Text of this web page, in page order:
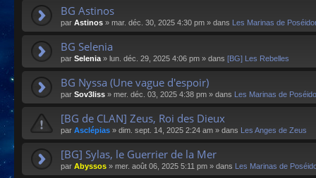
BG Astinos
par Astinos » mar. déc. 30, 2025 4:30 pm » dans Les Marinas de
BG Selenia
par Selenia» lun. déc. 29, 2025 4:06 pm » dans [BG] Les Rebelles
BG Nyssa (Une vague d'espoir)
par Sov3liss » mer. déc. 03, 2025 4:38 pm » dans Les Marinas de
[BG de CLAN] Zeus, Roi des Dieux
par Asclépias » dim. sept. 14, 2025 2:24 am » dans Les Anges de Zeus
[BG] Sylas, le Guerrier de la Mer
par Abyssos » mer. août 06, 2025 5:11 pm » dans Les Marinas de